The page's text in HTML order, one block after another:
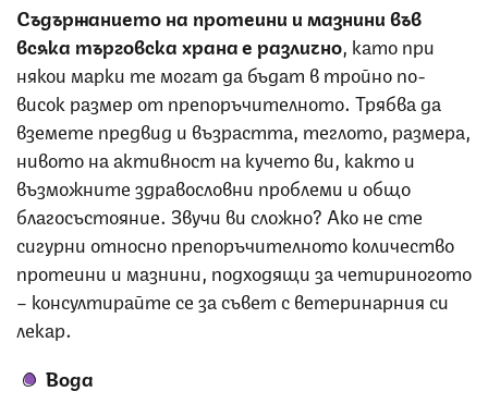
Съдържанието на протеини и мазнини във
всяка търговска храна е различно , като при
някои марки те могат да бъдат в тройно по-
висок размер от препоръчителното. Трябва да
вземете предвид и възрастта, теглото, размера,
нивото на активност на кучето ви, както и
възможните здравословни проблеми и общо
благосъстояние. Звучи ви сложно? Ако не сте
сигурни относно препоръчителното количество
протеини и мазнини, подходящи за четириногото
– консултирайте се за съвет с ветеринарния си
лекар.
Вода